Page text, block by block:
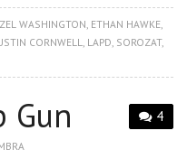
WASHINGTON, ETHAN HAWKE,
CORNWELL, LAPD, SOROZAT,
4
Gun